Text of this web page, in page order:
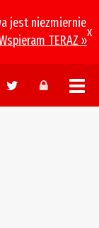
jest niezmiernie
TERAZ »
x